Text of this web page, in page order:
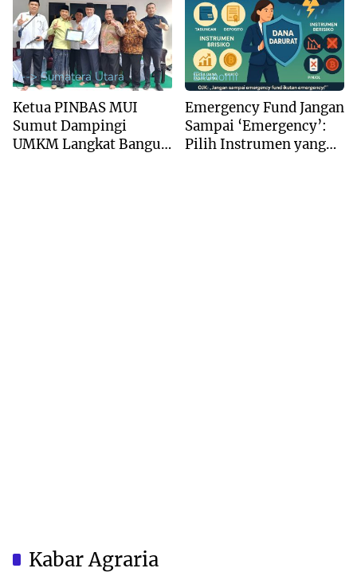
Regional
--> Sumatera Utara
Ketua PINBAS MUI
Sumut Dampingi
UMKM Langkat Bangun
Ekonomi
Emergency Fund Jangan
Sampai ‘Emergency’:
Pilih Instrumen yang
Kabar Agraria